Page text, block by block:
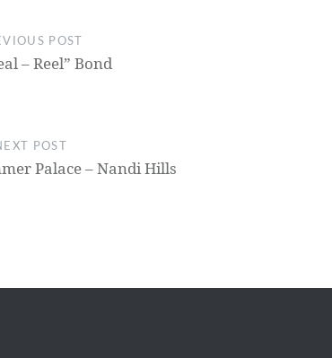
POST
– Reel” Bond
POST
Palace – Nandi Hills